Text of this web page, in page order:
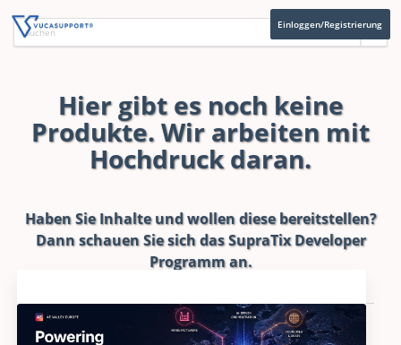
Einloggen/Registrierung
Hier gibt es noch keine
Produkte. Wir arbeiten mit
Hochdruck daran.
Haben Sie Inhalte und wollen diese bereitstellen?
Dann schauen Sie sich dasSupraTix Developer
Programman.